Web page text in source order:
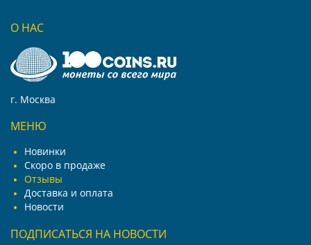
О НАС
г. Москва
МЕНЮ
Новинки
Скоро в продаже
Отзывы
Доставка и оплата
Новости
ПОДПИСАТЬСЯ НА НОВОСТИ